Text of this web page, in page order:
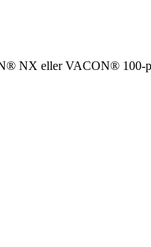
NX eller VACON® 100-